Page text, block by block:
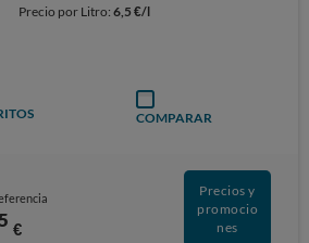
Precio por Litro:6,5 €/l
COMPARAR
€
Precios y
promocio
nes